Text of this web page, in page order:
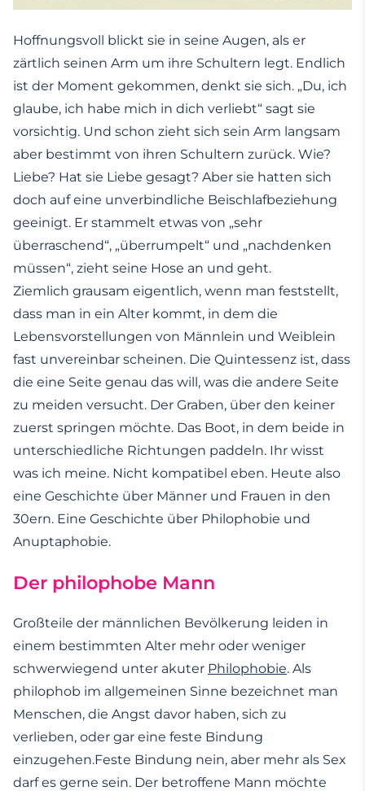
Hoffnungsvoll blickt sie in seine Augen, als er
zärtlich seinen Arm um ihre Schultern legt. Endlich
ist der Moment gekommen, denkt sie sich. „Du, ich
glaube, ich habe mich in dich verliebt“ sagt sie
vorsichtig. Und schon zieht sich sein Arm langsam
aber bestimmt von ihren Schultern zurück. Wie?
Liebe? Hat sie Liebe gesagt? Aber sie hatten sich
doch auf eine unverbindliche Beischlafbeziehung
geeinigt. Er stammelt etwas von „sehr
überraschend“, „überrumpelt“ und „nachdenken
müssen“, zieht seine Hose an und geht.
Ziemlich grausam eigentlich, wenn man feststellt,
dass man in ein Alter kommt, in dem die
Lebensvorstellungen von Männlein und Weiblein
fast unvereinbar scheinen. Die Quintessenz ist, dass
die eine Seite genau das will, was die andere Seite
zu meiden versucht. Der Graben, über den keiner
zuerst springen möchte. Das Boot, in dem beide in
unterschiedliche Richtungen paddeln. Ihr wisst
was ich meine. Nicht kompatibel eben. Heute also
eine Geschichte über Männer und Frauen in den
30ern. Eine Geschichte über Philophobie und
Anuptaphobie.
Der philophobe Mann
Großteile der männlichen Bevölkerung leiden in
einem bestimmten Alter mehr oder weniger
schwerwiegend unter akuter Philophobie. Als
philophob im allgemeinen Sinne bezeichnet man
Menschen, die Angst davor haben, sich zu
verlieben, oder gar eine feste Bindung
einzugehen.Feste Bindung nein, aber mehr als Sex
darf es gerne sein. Der betroffene Mann möchte